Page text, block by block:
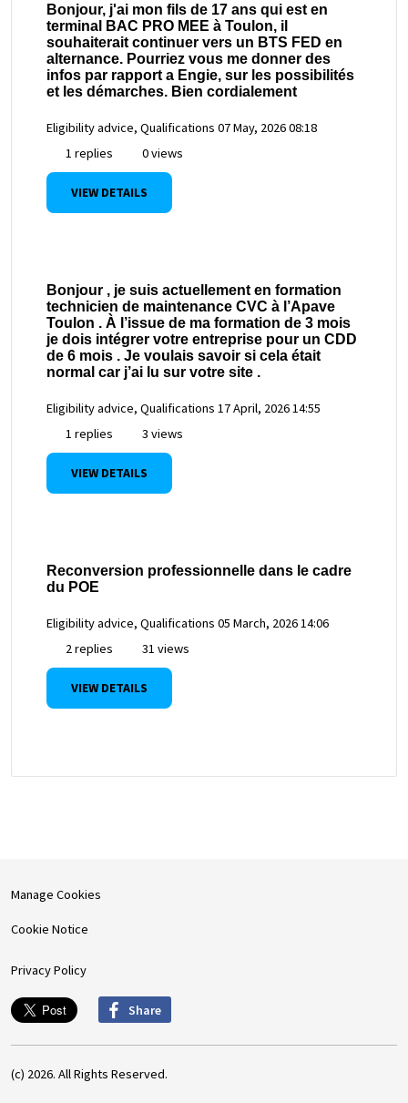
Bonjour, j'ai mon fils de 17 ans qui est en
terminal BAC PRO MEE à Toulon, il
souhaiterait continuer vers un BTS FED en
alternance. Pourriez vous me donner des
infos par rapport a Engie, sur les possibilités
et les démarches. Bien cordialement
Eligibility advice, Qualifications 07 May, 2026 08:18
1 replies
0 views
VIEW DETAILS
Bonjour , je suis actuellement en formation
technicien de maintenance CVC à l’Apave
Toulon . À l’issue de ma formation de 3 mois
je dois intégrer votre entreprise pour un CDD
de 6 mois . Je voulais savoir si cela était
normal car j’ai lu sur votre site .
Eligibility advice, Qualifications 17 April, 2026 14:55
1 replies
3 views
VIEW DETAILS
Reconversion professionnelle dans le cadre
du POE
Eligibility advice, Qualifications 05 March, 2026 14:06
2 replies
31 views
VIEW DETAILS
Manage Cookies
Cookie Notice
Privacy Policy
Share
(c) 2026. All Rights Reserved.